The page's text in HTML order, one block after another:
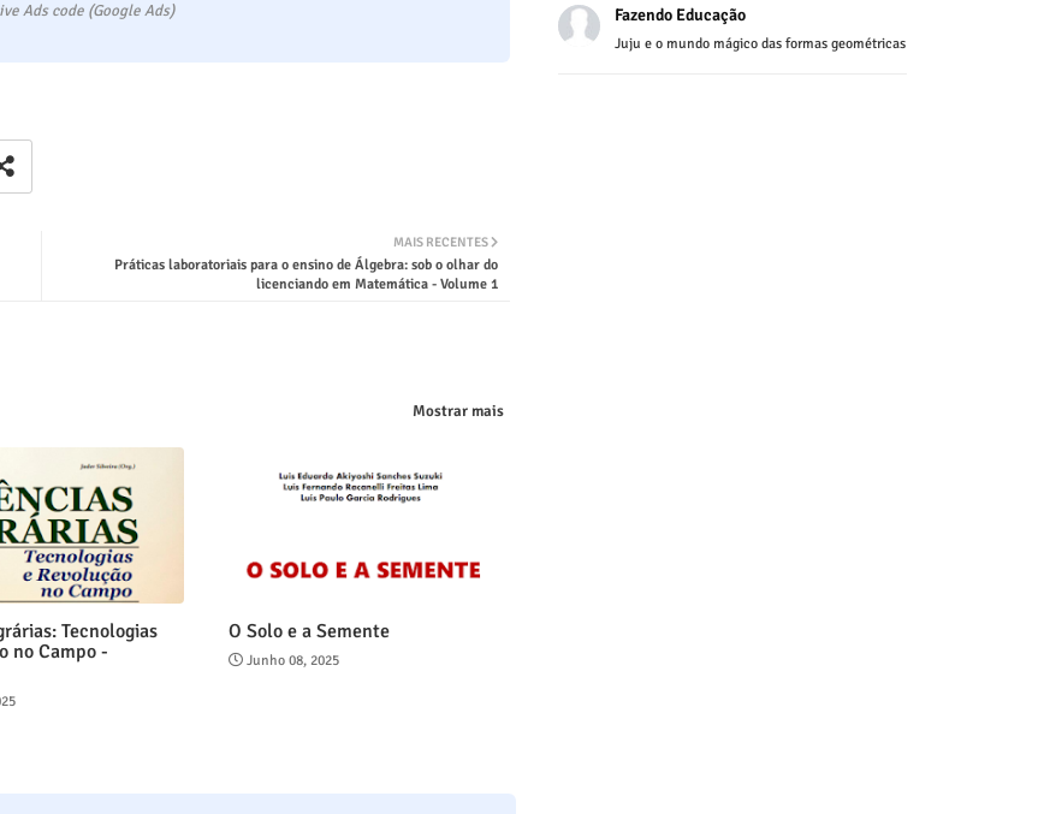
Ads code (Google Ads)
MAIS RECENTES
Práticas laboratoriais para o ensino de Álgebra: sob o olhar do
licenciando em Matemática - Volume 1
Mostrar mais
Tecnologias
no Campo -
O Solo e a Semente
Junho 08, 2025
Fazendo Educação
Juju e o mundo mágico das formas geométricas